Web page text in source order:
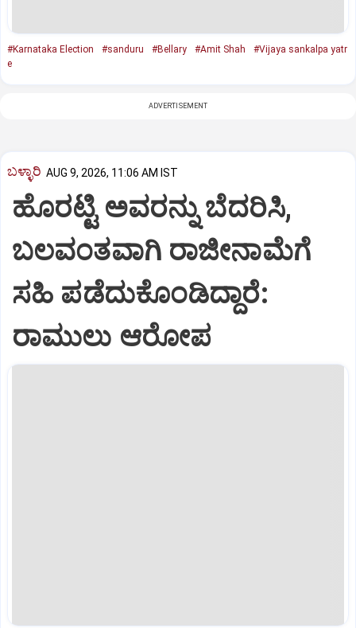
#Karnataka Election #sanduru #Bellary #Amit Shah
#Vijaya sankalpa yatr
e
ADVERTISEMENT
ಬಳ್ಳಾರಿ AUG 9, 2026, 11:06 AM IST
ಹೊರಟ್ಟಿ ಅವರನ್ನು ಬೆದರಿಸಿ,
ಬಲವಂತವಾಗಿ ರಾಜೀನಾಮೆಗೆ
ಸಹಿ ಪಡೆದುಕೊಂಡಿದ್ದಾರೆ:
ರಾಮುಲು ಆರೋಪ